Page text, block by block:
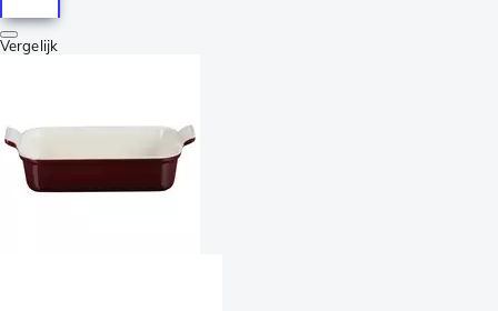
Vergelijk